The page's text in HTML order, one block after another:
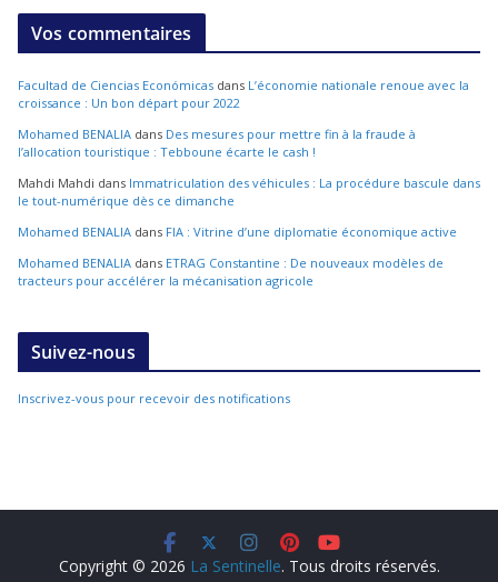
Vos commentaires
Facultad de Ciencias Económicas dans L’économie nationale renoue avec la
croissance : Un bon départ pour 2022
Mohamed BENALIA dans Des mesures pour mettre fin à la fraude à
l’allocation touristique : Tebboune écarte le cash !
Mahdi Mahdi dans Immatriculation des véhicules : La procédure bascule dans
le tout-numérique dès ce dimanche
Mohamed BENALIA dans FIA : Vitrine d’une diplomatie économique active
Mohamed BENALIA dans ETRAG Constantine : De nouveaux modèles de
tracteurs pour accélérer la mécanisation agricole
Suivez-nous
Inscrivez-vous pour recevoir des notifications
Copyright © 2026 La Sentinelle. Tous droits réservés.